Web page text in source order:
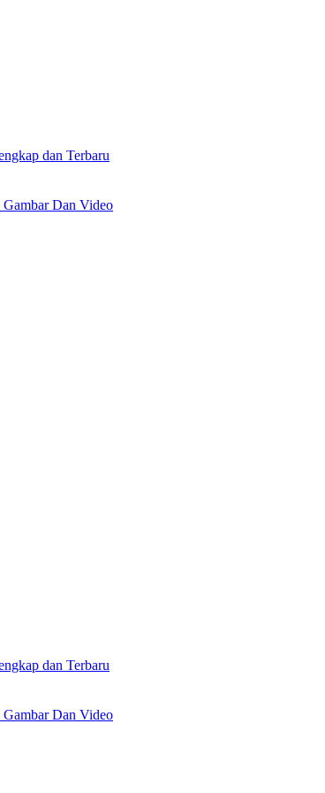
dan Terbaru
Dan Video
dan Terbaru
Dan Video